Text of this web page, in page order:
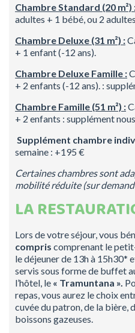
Chambre Standard (20 m²)
adultes + 1 bébé, ou 2
Chambre Deluxe (31 m²) :
+ 1 enfant (-12 ans).
Chambre Deluxe Famille :
+ 2 enfants (-12 ans). :
Chambre Famille (51 m²) :
+ 2 enfants : supplément
Supplément chambre
semaine : +195 €
Certaines chambres sont
mobilité réduite (sur
LA
Lors de votre séjour, vous
compris comprenant le
le déjeuner de 13h à 15h30*
servis sous forme de buffet
l’hôtel, le « Tramuntana ».
repas, vous aurez le choix
cuvée du patron, de la bière,
boissons gazeuses.